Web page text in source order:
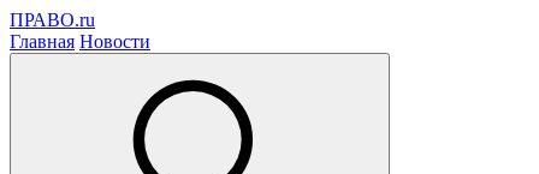
ПРАВО.ru
Главная Новости